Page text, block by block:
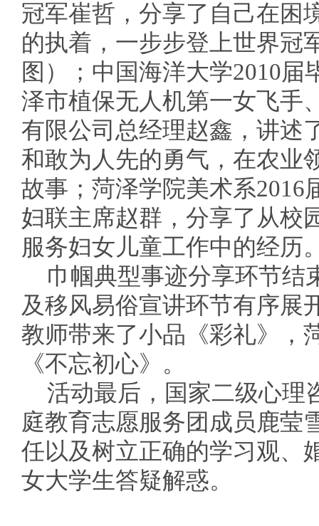
冠军崔哲，分享了自己在困
的执着，一步步登上世界冠
图）；中国海洋大学2010
泽市植保无人机第一女飞手
有限公司总经理赵鑫，讲述
和敢为人先的勇气，在农业
故事；菏泽学院美术系2016
妇联主席赵群，分享了从校
服务妇女儿童工作中的经历
巾帼典型事迹分享环节结
及移风易俗宣讲环节有序展
教师带来了小品《彩礼》，
《不忘初心》。
活动最后，国家二级心理
庭教育志愿服务团成员鹿莹
任以及树立正确的学习观、
女大学生答疑解惑。